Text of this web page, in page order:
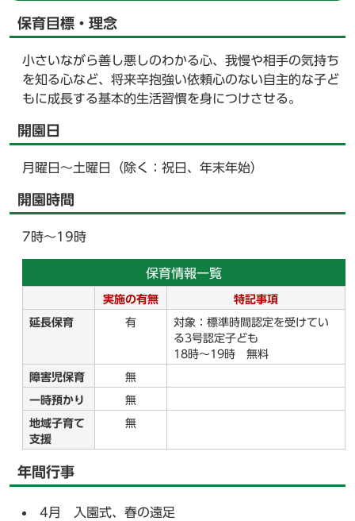
保育目標・理念
小さいながら善し悪しのわかる心、我慢や相手の気持ち
を知る心など、将来辛抱強い依頼心のない自主的な子ど
もに成長する基本的生活習慣を身につけさせる。
開園日
月曜日～土曜日（除く：祝日、年末年始）
開園時間
7時～19時
保育情報一覧
実施の有無 特記事項
延長保育 有
対象：標準時間認定を受けてい
る3号認定子ども
18時～19時 無料
障害児保育 無
一時預かり 無
地域子育て
支援
無
年間行事
4月 入園式、春の遠足